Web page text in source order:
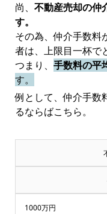
尚、 不動産売却の仲
す。
その為、仲介手数料
者は、上限目一杯で
つまり、 手数料の平
す。
例として、仲介手数
るならばこちら。
1000万円